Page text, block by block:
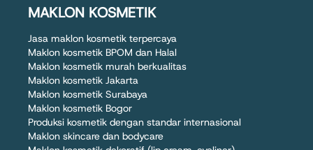
MAKLON KOSMETIK
Jasa maklon kosmetik terpercaya
Maklon kosmetik BPOM dan Halal
Maklon kosmetik murah berkualitas
Maklon kosmetik Jakarta
Maklon kosmetik Surabaya
Maklon kosmetik Bogor
Produksi kosmetik dengan standar internasional
Maklon skincare dan bodycare